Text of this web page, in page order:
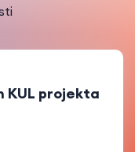
KUL projekta